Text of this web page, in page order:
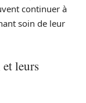
continuer à
soin de leur
leurs